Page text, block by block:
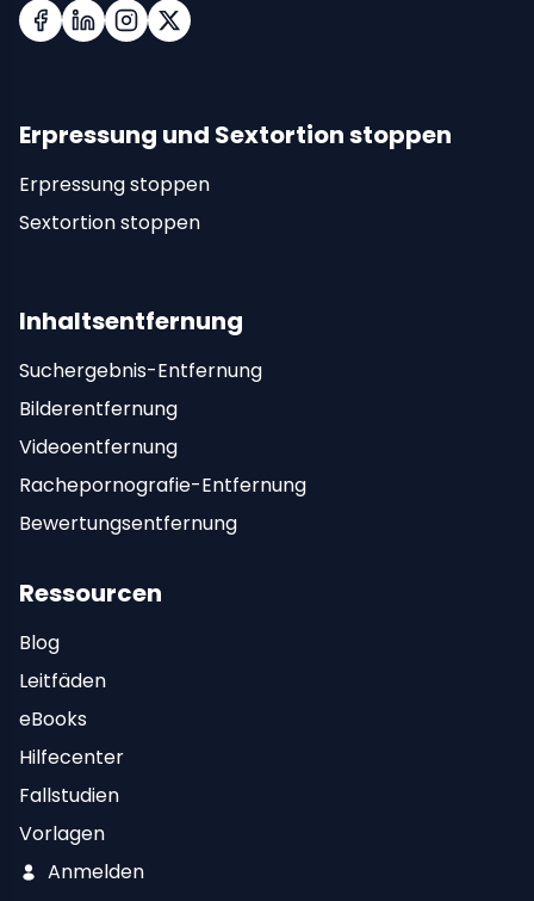
Facebook
LinkedInInstagramX (Twitter)
Erpressung und Sextortion stoppen
Erpressung stoppen
Sextortion stoppen
Inhaltsentfernung
Suchergebnis-Entfernung
Bilderentfernung
Videoentfernung
Rachepornografie-Entfernung
Bewertungsentfernung
Ressourcen
Blog
Leitfäden
eBooks
Hilfecenter
Fallstudien
Vorlagen
Anmelden